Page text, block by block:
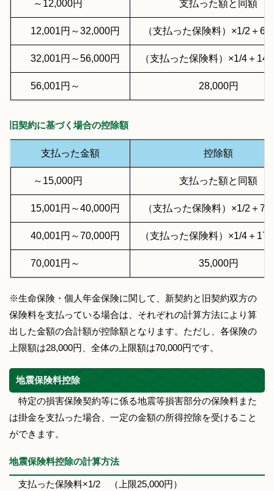
～12,000円 支払った額と同額
12,001円～32,000円 （支払った保険料）×1/2＋
32,001円～56,000円 （支払った保険料）×1/4＋
56,001円～ 28,000円
旧契約に基づく場合の控除額
支払った金額 控除額
～15,000円 支払った額と同額
15,001円～40,000円 （支払った保険料）×1/2＋
40,001円～70,000円 （支払った保険料）×1/4＋
70,001円～ 35,000円
※生命保険・個人年金保険に関して、新契約と旧契約双方の
保険料を支払っている場合は、それぞれの計算方法により算
出した金額の合計額が控除額となります。ただし、各保険の
上限額は28,000円、全体の上限額は70,000円です。
地震保険料控除
特定の損害保険契約等に係る地震等損害部分の保険料また
は掛金を支払った場合、一定の金額の所得控除を受けること
ができます。
地震保険料控除の計算方法
支払った保険料×1/2 （上限25,000円）